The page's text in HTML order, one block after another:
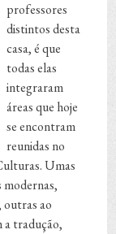
professores
distintos desta
casa, é que
todas elas
integraram
áreas que hoje
se encontram
reunidas no
Umas
modernas,
outras ao
a tradução,